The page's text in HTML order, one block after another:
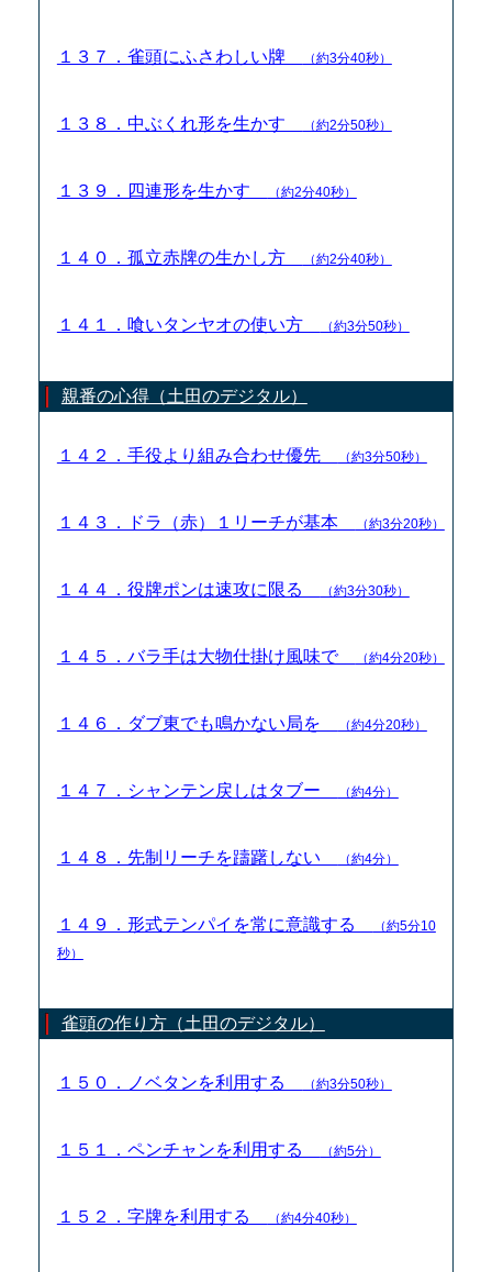
１３７．雀頭にふさわしい牌 （約3分40秒）
１３８．中ぶくれ形を生かす （約2分50秒）
１３９．四連形を生かす （約2分40秒）
１４０．孤立赤牌の生かし方 （約2分40秒）
１４１．喰いタンヤオの使い方 （約3分50秒）
親番の心得（土田のデジタル）
１４２．手役より組み合わせ優先 （約3分50秒）
１４３．ドラ（赤）１リーチが基本 （約3分20秒）
１４４．役牌ポンは速攻に限る （約3分30秒）
１４５．バラ手は大物仕掛け風味で （約4分20秒）
１４６．ダブ東でも鳴かない局を （約4分20秒）
１４７．シャンテン戻しはタブー （約4分）
１４８．先制リーチを躊躇しない （約4分）
１４９．形式テンパイを常に意識する
（約5分10
秒）
雀頭の作り方（土田のデジタル）
１５０．ノベタンを利用する （約3分50秒）
１５１．ペンチャンを利用する （約5分）
１５２．字牌を利用する （約4分40秒）